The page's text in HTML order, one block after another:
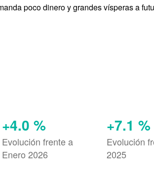
poco dinero y grandes vísperas a
+4.0 %
Evolución frente a
Enero 2026
+7.1 %
Evolución
2025